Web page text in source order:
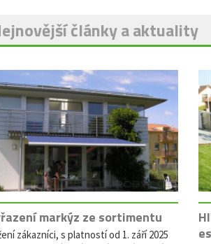
články a aktuality
markýz ze sortimentu
zákazníci, s platností od 1. září 2025